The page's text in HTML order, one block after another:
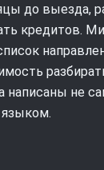
до выезда,
кредитов.
написаны не